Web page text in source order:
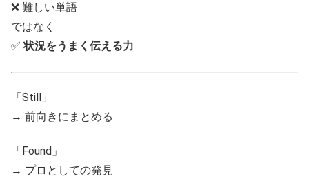
❌ 難しい単語
ではなく
✅状況をうまく伝える力
「Still」
→ 前向きにまとめる
「Found」
→ プロとしての発見